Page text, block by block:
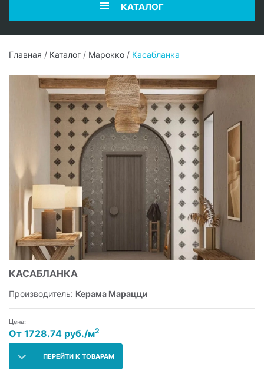
КАТАЛОГ
Главная / Каталог / Марокко / Касабланка
КАСАБЛАНКА
Производитель: Керама Марацци
Цена:
От 1728.74 руб./м2
ПЕРЕЙТИ К ТОВАРАМ